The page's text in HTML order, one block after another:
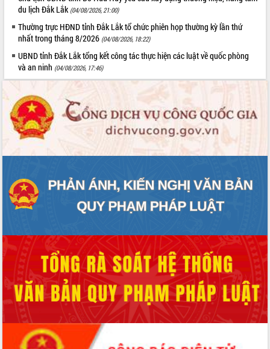
du lịch Đắk Lắk (04/08/2026, 21:00)
Thường trực HĐND tỉnh Đắk Lắk tổ chức phiên họp thường kỳ lần thứ
nhất trong tháng 8/2026 (04/08/2026, 18:22)
UBND tỉnh Đắk Lắk tổng kết công tác thực hiện các luật về quốc phòng
và an ninh (04/08/2026, 17:46)